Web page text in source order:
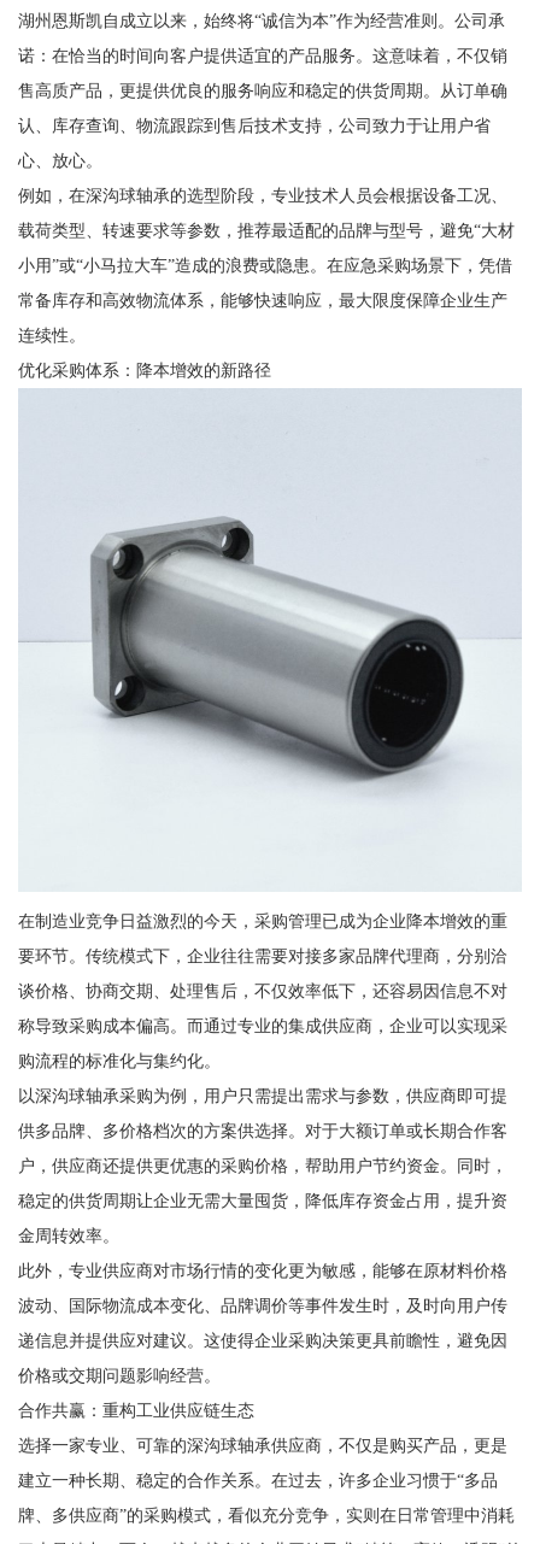
湖州恩斯凯自成立以来，始终将“诚信为本”作为经营准则。公司承
诺：在恰当的时间向客户提供适宜的产品服务。这意味着，不仅销
售高质产品，更提供优良的服务响应和稳定的供货周期。从订单确
认、库存查询、物流跟踪到售后技术支持，公司致力于让用户省
心、放心。
例如，在深沟球轴承的选型阶段，专业技术人员会根据设备工况、
载荷类型、转速要求等参数，推荐最适配的品牌与型号，避免“大材
小用”或“小马拉大车”造成的浪费或隐患。在应急采购场景下，凭借
常备库存和高效物流体系，能够快速响应，最大限度保障企业生产
连续性。
优化采购体系：降本增效的新路径
在制造业竞争日益激烈的今天，采购管理已成为企业降本增效的重
要环节。传统模式下，企业往往需要对接多家品牌代理商，分别洽
谈价格、协商交期、处理售后，不仅效率低下，还容易因信息不对
称导致采购成本偏高。而通过专业的集成供应商，企业可以实现采
购流程的标准化与集约化。
以深沟球轴承采购为例，用户只需提出需求与参数，供应商即可提
供多品牌、多价格档次的方案供选择。对于大额订单或长期合作客
户，供应商还提供更优惠的采购价格，帮助用户节约资金。同时，
稳定的供货周期让企业无需大量囤货，降低库存资金占用，提升资
金周转效率。
此外，专业供应商对市场行情的变化更为敏感，能够在原材料价格
波动、国际物流成本变化、品牌调价等事件发生时，及时向用户传
递信息并提供应对建议。这使得企业采购决策更具前瞻性，避免因
价格或交期问题影响经营。
合作共赢：重构工业供应链生态
选择一家专业、可靠的深沟球轴承供应商，不仅是购买产品，更是
建立一种长期、稳定的合作关系。在过去，许多企业习惯于“多品
牌、多供应商”的采购模式，看似充分竞争，实则在日常管理中消耗